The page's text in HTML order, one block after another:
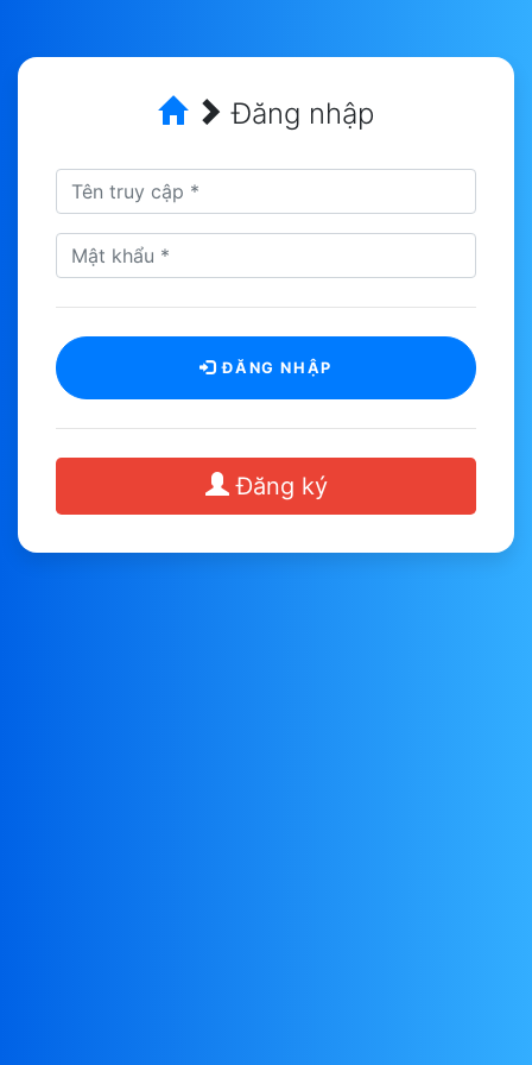
Đăng nhập
ĐĂNG NHẬP
Đăng ký